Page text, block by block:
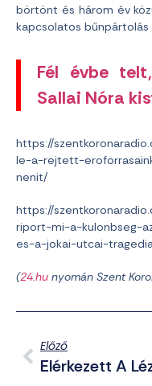
börtönt és három év
kapcsolatos
Fél évbe
Sallai Nóra
https://
le-a-rejtett-
nenit/
https://
riport-mi-a-kulonbseg-
es-a-jokai-utcai-
(24.hu nyomán Szent
Előző